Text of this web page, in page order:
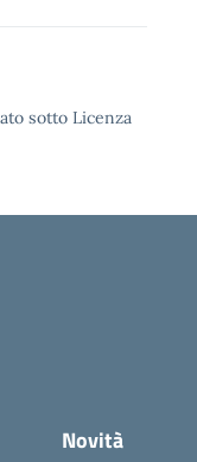
sotto Licenza
Novità